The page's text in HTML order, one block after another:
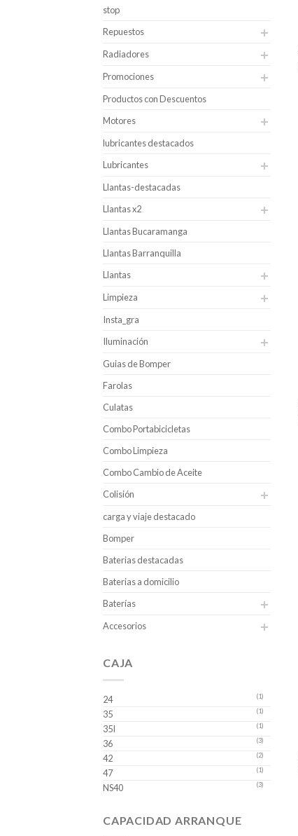
stop
Repuestos
Radiadores
Promociones
Productos con Descuentos
Motores
lubricantes destacados
Lubricantes
Llantas-destacadas
Llantas x2
Llantas Bucaramanga
Llantas Barranquilla
Llantas
Limpieza
Insta_gra
Iluminación
Guias de Bomper
Farolas
Culatas
Combo Portabicicletas
Combo Limpieza
Combo Cambio de Aceite
Colisión
carga y viaje destacado
Bomper
Baterias destacadas
Baterias a domicilio
Baterías
Accesorios
CAJA
24 (1)
35 (1)
35I (1)
36 (3)
42 (2)
47 (1)
NS40 (3)
CAPACIDAD ARRANQUE